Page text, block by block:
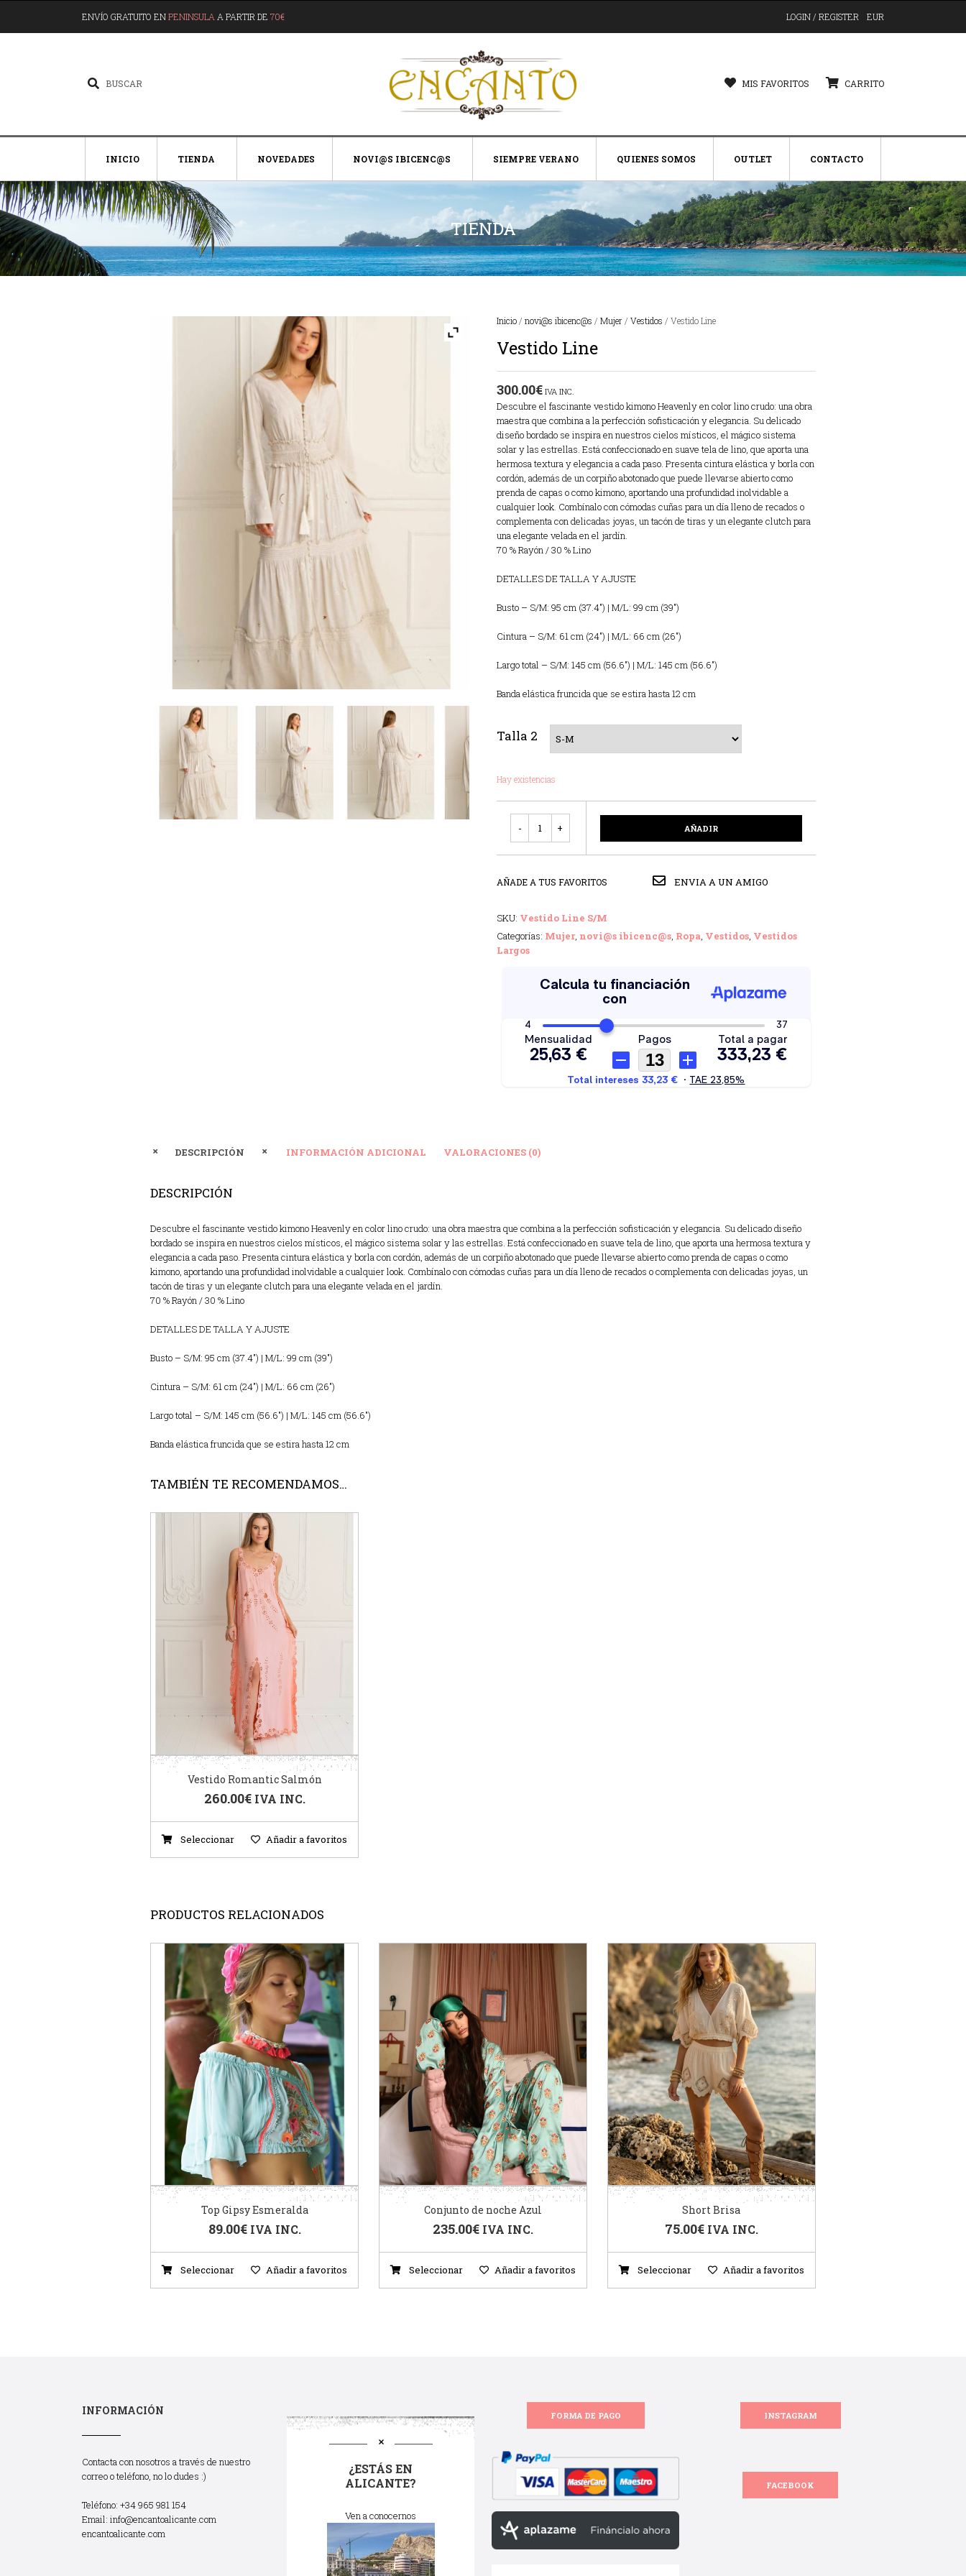
ENVÍO GRATUITO ENPENINSULA A PARTIR DE 70€ LOGIN / REGISTER EUR
MIS FAVORITOS CARRITO
INICIO TIENDA NOVEDADES NOVI@S IBICENC@S SIEMPRE VERANO QUIENES SOMOS OUTLET CONTACTO
TIENDA
Inicio/ novi@s ibicenc@s / Mujer/ Vestidos / Vestido Line
Vestido Line
300.00€ IVA INC.
Descubre el fascinante vestido kimono Heavenly en color lino crudo: una obra
maestra que combina a la perfección sofisticación y elegancia. Su delicado
diseño bordado se inspira en nuestros cielos místicos, el mágico sistema
solar y las estrellas. Está confeccionado en suave tela de lino, que aporta una
hermosa textura y elegancia a cada paso. Presenta cintura elástica y borla con
cordón, además de un corpiño abotonado que puede llevarse abierto como
prenda de capas o como kimono, aportando una profundidad inolvidable a
cualquier look. Combínalo con cómodas cuñas para un día lleno de recados o
complementa con delicadas joyas, un tacón de tiras y un elegante clutch para
una elegante velada en el jardín.
70 % Rayón / 30 % Lino
DETALLES DE TALLA Y AJUSTE
Busto – S/M: 95 cm (37.4″) | M/L: 99 cm (39″)
Cintura – S/M: 61 cm (24″) | M/L: 66 cm (26″)
Largo total – S/M: 145 cm (56.6″) | M/L: 145 cm (56.6″)
Banda elástica fruncida que se estira hasta 12 cm
Talla 2
Hay existencias
AÑADIR
AÑADE A TUS FAVORITOS ENVIA A UN AMIGO
SKU: Vestido Line S/M
Categorías: Mujer, novi@s ibicenc@s, Ropa, Vestidos, Vestidos
Largos
DESCRIPCIÓN INFORMACIÓN ADICIONAL VALORACIONES (0)
DESCRIPCIÓN
Descubre el fascinante vestido kimono Heavenly en color lino crudo: una obra maestra que combina a la perfección sofisticación y elegancia. Su delicado diseño
bordado se inspira en nuestros cielos místicos, el mágico sistema solar y las estrellas. Está confeccionado en suave tela de lino, que aporta una hermosa textura y
elegancia a cada paso. Presenta cintura elástica y borla con cordón, además de un corpiño abotonado que puede llevarse abierto como prenda de capas o como
kimono, aportando una profundidad inolvidable a cualquier look. Combínalo con cómodas cuñas para un día lleno de recados o complementa con delicadas joyas, un
tacón de tiras y un elegante clutch para una elegante velada en el jardín.
70 % Rayón / 30 % Lino
DETALLES DE TALLA Y AJUSTE
Busto – S/M: 95 cm (37.4″) | M/L: 99 cm (39″)
Cintura – S/M: 61 cm (24″) | M/L: 66 cm (26″)
Largo total – S/M: 145 cm (56.6″) | M/L: 145 cm (56.6″)
Banda elástica fruncida que se estira hasta 12 cm
TAMBIÉN TE RECOMENDAMOS…
Vestido Romantic Salmón
260.00€ IVA INC.
Seleccionar Añadir a favoritos
PRODUCTOS RELACIONADOS
Top Gipsy Esmeralda
89.00€ IVA INC.
Seleccionar Añadir a favoritos
Conjunto de noche Azul
235.00€ IVA INC.
Seleccionar Añadir a favoritos
Short Brisa
75.00€ IVA INC.
Seleccionar Añadir a favoritos
INFORMACIÓN
Contacta con nosotros a través de nuestro
correo o teléfono, no lo dudes :)
Teléfono: +34 965 981 154
Email: info@encantoalicante.com
encantoalicante.com
¿ESTÁS EN
ALICANTE?
Ven a conocernos
FORMA DE PAGO INSTAGRAM
FACEBOOK